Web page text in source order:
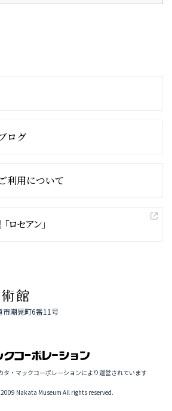
ログ
ご利用について
ロセアン」
潮見町6番11号
タ・マックコーポレーションにより運営されています
Nakata Museum All rights reserved.